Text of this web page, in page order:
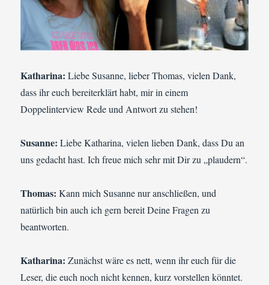
Katharina: Liebe Susanne, lieber Thomas, vielen Dank,
dass ihr euch bereiterklärt habt, mir in einem
Doppelinterview Rede und Antwort zu stehen!
Susanne: Liebe Katharina, vielen lieben Dank, dass Du an
uns gedacht hast. Ich freue mich sehr mit Dir zu „plaudern“.
Thomas: Kann mich Susanne nur anschließen, und
natürlich bin auch ich gern bereit Deine Fragen zu
beantworten.
Katharina: Zunächst wäre es nett, wenn ihr euch für die
Leser, die euch noch nicht kennen, kurz vorstellen könntet.